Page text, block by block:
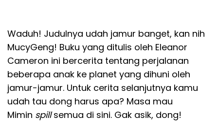
Waduh! Judulnya udah jamur banget, kan nih
MucyGeng! Buku yang ditulis oleh Eleanor
Cameron ini bercerita tentang perjalanan
beberapa anak ke planet yang dihuni oleh
jamur-jamur. Untuk cerita selanjutnya kamu
udah tau dong harus apa? Masa mau
Mimin spillsemua di sini. Gak asik, dong!